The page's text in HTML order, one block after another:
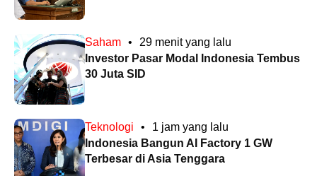
Saham •
29 menit yang lalu
Investor Pasar Modal Indonesia Tembus
30 Juta SID
Teknologi •
1 jam yang lalu
Indonesia Bangun AI Factory 1 GW
Terbesar di Asia Tenggara